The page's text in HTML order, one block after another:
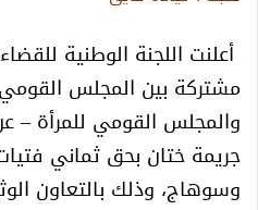
أعلنت اللجنة الوطنية
مشتركة بين المجلس
والمجلس القومي للمرأة –
جريمة ختان بحق ثماني
وسوهاج، وذلك بالتعاون